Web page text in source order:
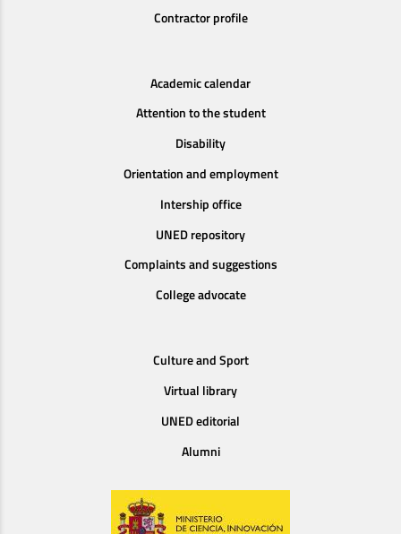
Contractor profile
Academic calendar
Attention to the student
Disability
Orientation and employment
Intership office
UNED repository
Complaints and suggestions
College advocate
Culture and Sport
Virtual library
UNED editorial
Alumni